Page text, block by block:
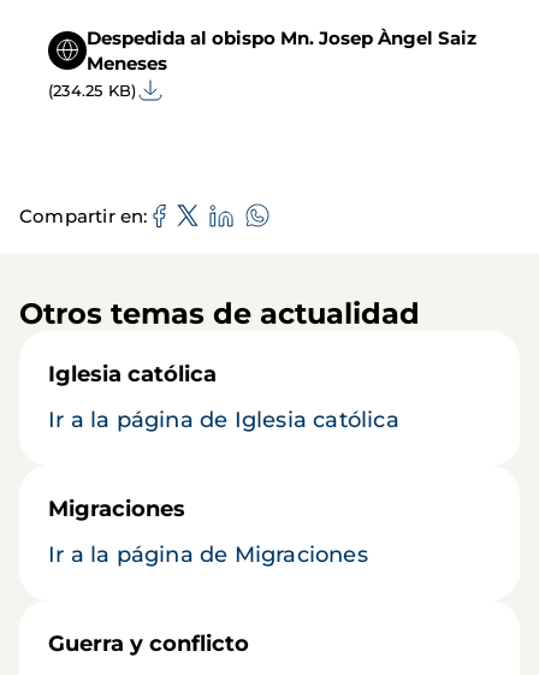
Despedida al obispo Mn. Josep Àngel Saiz
Meneses
(234.25 KB)
Compartir en
Otros temas de actualidad
Iglesia católica
Ir a la página de Iglesia católica
Migraciones
Ir a la página de Migraciones
Guerra y conflicto